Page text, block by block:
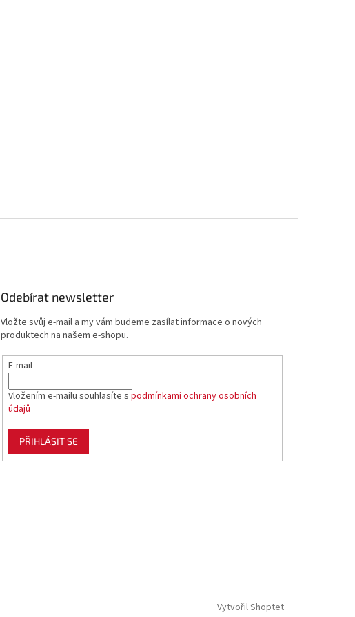
Odebírat newsletter
Vložte svůj e-mail a my vám budeme zasílat informace o nových
produktech na našem e-shopu.
E-mail
Vložením e-mailu souhlasíte spodmínkami ochrany osobních
údajů
PŘIHLÁSIT SE
Vytvořil Shoptet